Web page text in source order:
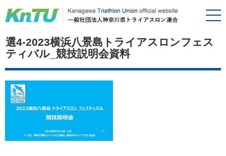
選4-2023横浜八景島トライアスロンフェス
ティバル_競技説明会資料